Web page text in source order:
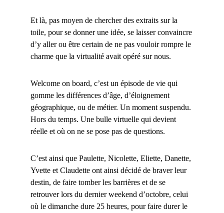
Et là, pas moyen de chercher des extraits sur la
toile, pour se donner une idée, se laisser convaincre
d’y aller ou être certain de ne pas vouloir rompre le
charme que la virtualité avait opéré sur nous.
Welcome on board, c’est un épisode de vie qui
gomme les différences d’âge, d’éloignement
géographique, ou de métier. Un moment suspendu.
Hors du temps. Une bulle virtuelle qui devient
réelle et où on ne se pose pas de questions.
C’est ainsi que Paulette, Nicolette, Eliette, Danette,
Yvette et Claudette ont ainsi décidé de braver leur
destin, de faire tomber les barrières et de se
retrouver lors du dernier weekend d’octobre, celui
où le dimanche dure 25 heures, pour faire durer le